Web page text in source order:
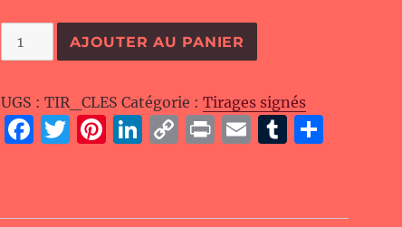
quantité
de
clé
du
AJOUTER AU PANIER
UGS :TIR_CLES Catégorie :Tirages signés
F
e
T
te
Pi
re
Li
e
C
y
P
t
E
l
T
bl a